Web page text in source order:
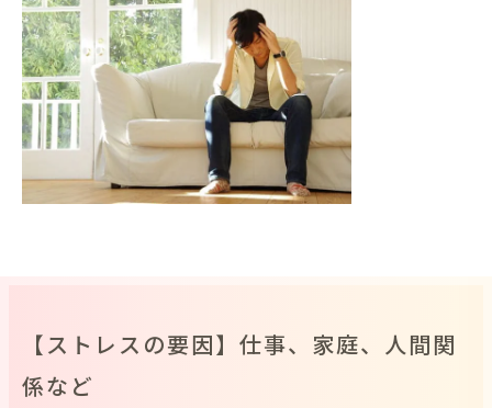
【ストレスの要因】仕事、家庭、人間関
係など